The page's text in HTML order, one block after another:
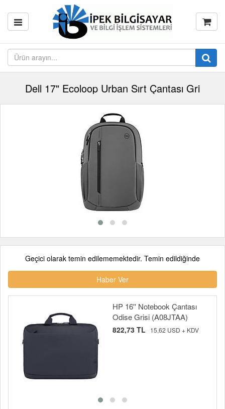
Dell 17" Ecoloop Urban Sırt Çantası Gri
Geçici olarak temin edilememektedir. Temin edildiğinde
Haber Ver
HP 16'' Notebook Çantası
Odise Grisi (A08JTAA)
822,73 TL 15,62 USD + KDV